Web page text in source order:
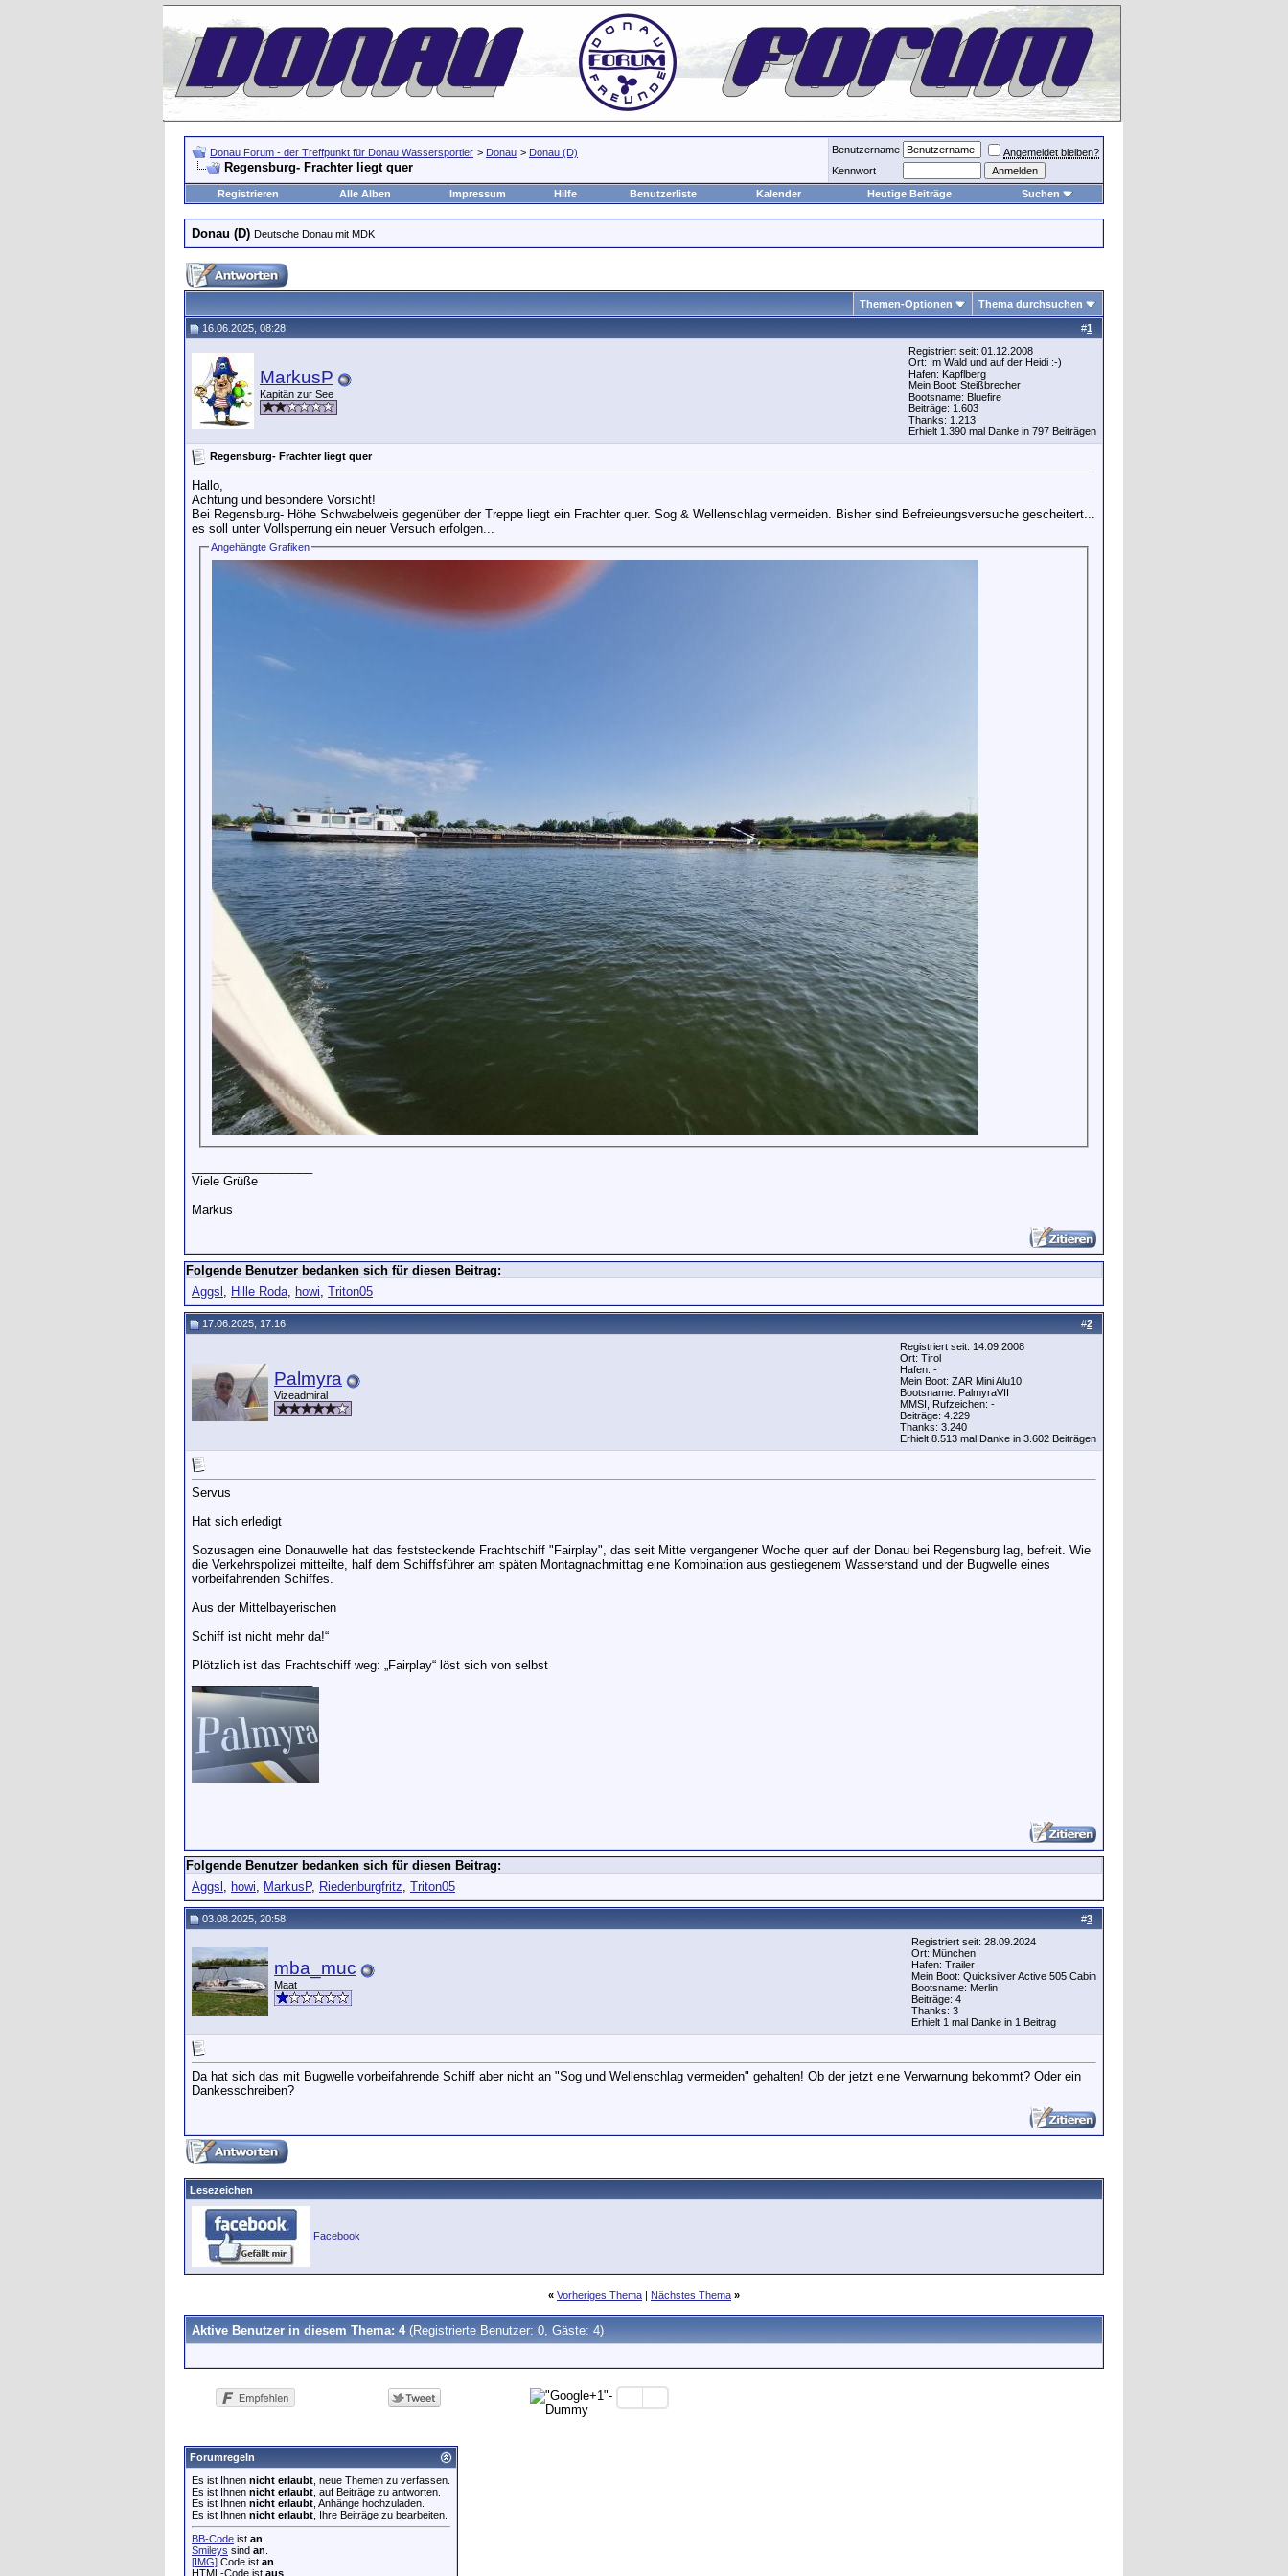
Donau Forum - der Treffpunkt für Donau Wassersportler > Donau > Donau (D)
Regensburg- Frachter liegt quer
Benutzername
Angemeldet bleiben?
Kennwort
Registrieren
Alle Alben Impressum Hilfe Benutzerliste Kalender Heutige Beiträge Suchen
Donau (D) Deutsche Donau mit MDK
Themen-Optionen Thema durchsuchen
#1
16.06.2025, 08:28
MarkusP
Kapitän zur See
Registriert seit: 01.12.2008
Ort: Im Wald und auf der Heidi :-)
Hafen: Kapflberg
Mein Boot: Steißbrecher
Bootsname: Bluefire
Beiträge: 1.603
Thanks: 1.213
Erhielt 1.390 mal Danke in 797 Beiträgen
Regensburg- Frachter liegt quer
Hallo,
Achtung und besondere Vorsicht!
Bei Regensburg- Höhe Schwabelweis gegenüber der Treppe liegt ein Frachter quer. Sog & Wellenschlag vermeiden. Bisher sind Befreieungsversuche gescheitert...
es soll unter Vollsperrung ein neuer Versuch erfolgen...
Angehängte Grafiken
Viele Grüße
Markus
Folgende Benutzer bedanken sich für diesen Beitrag:
Aggsl , Hille Roda, howi, Triton05
#2
17.06.2025, 17:16
Palmyra
Vizeadmiral
Registriert seit: 14.09.2008
Ort: Tirol
Hafen: -
Mein Boot: ZAR Mini Alu10
Bootsname: PalmyraVII
MMSI, Rufzeichen: -
Beiträge: 4.229
Thanks: 3.240
Erhielt 8.513 mal Danke in 3.602 Beiträgen
Servus
Hat sich erledigt
Sozusagen eine Donauwelle hat das feststeckende Frachtschiff "Fairplay", das seit Mitte vergangener Woche quer auf der Donau bei Regensburg lag, befreit. Wie
die Verkehrspolizei mitteilte, half dem Schiffsführer am späten Montagnachmittag eine Kombination aus gestiegenem Wasserstand und der Bugwelle eines
vorbeifahrenden Schiffes.
Aus der Mittelbayerischen
Schiff ist nicht mehr da!“
Plötzlich ist das Frachtschiff weg: „Fairplay“ löst sich von selbst
Folgende Benutzer bedanken sich für diesen Beitrag:
Aggsl , howi, MarkusP, Riedenburgfritz, Triton05
#3
03.08.2025, 20:58
mba_muc
Maat
Registriert seit: 28.09.2024
Ort: München
Hafen: Trailer
Mein Boot: Quicksilver Active 505 Cabin
Bootsname: Merlin
Beiträge: 4
Thanks: 3
Erhielt 1 mal Danke in 1 Beitrag
Da hat sich das mit Bugwelle vorbeifahrende Schiff aber nicht an "Sog und Wellenschlag vermeiden" gehalten! Ob der jetzt eine Verwarnung bekommt? Oder ein
Dankesschreiben?
Lesezeichen
Facebook
« Vorheriges Thema | Nächstes Thema »
Aktive Benutzer in diesem Thema: 4 (Registrierte Benutzer: 0, Gäste: 4)
Forumregeln
Es ist Ihnen nicht erlaubt , neue Themen zu verfassen.
Es ist Ihnen nicht erlaubt , auf Beiträge zu antworten.
Es ist Ihnen nicht erlaubt , Anhänge hochzuladen.
Es ist Ihnen nicht erlaubt , Ihre Beiträge zu bearbeiten.
BB-Code ist an
Smileys sind an
[IMG] Code ist an
HTML-Code ist aus